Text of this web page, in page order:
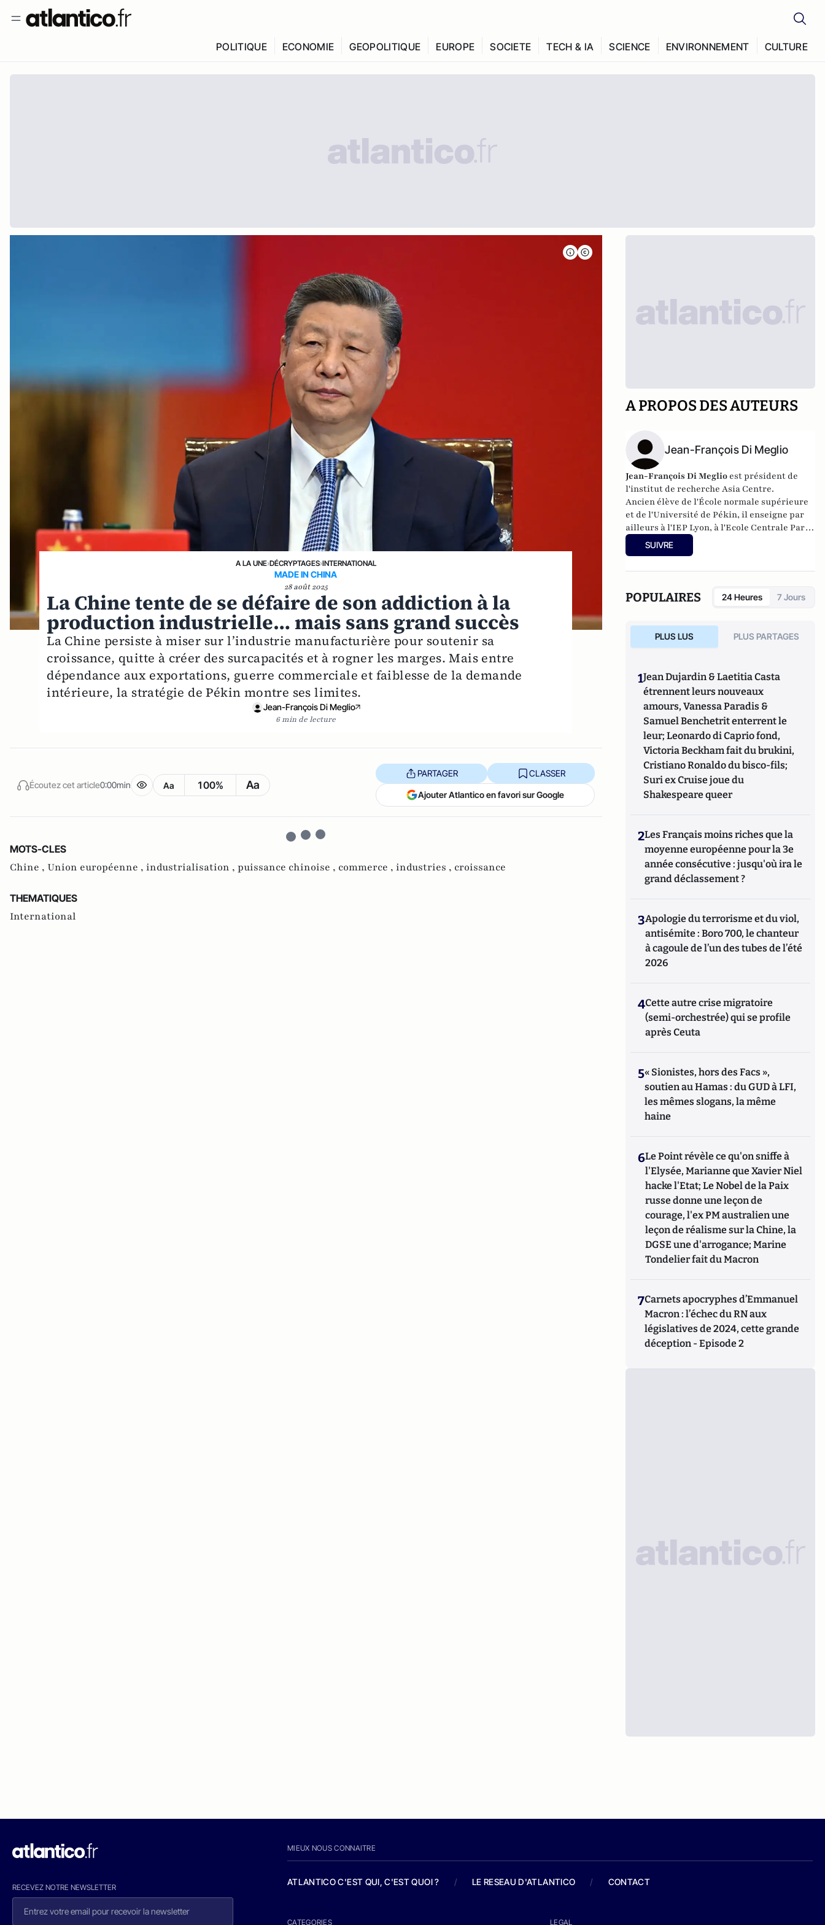
POLITIQUE ECONOMIE GEOPOLITIQUE EUROPE SOCIETE TECH & IA SCIENCE ENVIRONNEMENT CULTURE
A LA UNE›DÉCRYPTAGES›INTERNATIONAL
MADE IN CHINA
28 août 2025
La Chine tente de se défaire de son addiction à la
production industrielle… mais sans grand succès
La Chine persiste à miser sur l’industrie manufacturière pour soutenir sa
croissance, quitte à créer des surcapacités et à rogner les marges. Mais entre
dépendance aux exportations, guerre commerciale et faiblesse de la demande
intérieure, la stratégie de Pékin montre ses limites.
Jean-François Di Meglio
6 min de lecture
Écoutez cet article0:00min Aa 100% Aa
PARTAGER CLASSER
Ajouter Atlantico en favori sur Google
MOTS-CLES
Chine , Union européenne , industrialisation , puissance chinoise , commerce , industries , croissance
THEMATIQUES
International
A PROPOS DES AUTEURS
Jean-François Di Meglio
Jean-François Di Meglio estprésident de
l'institut de recherche Asia Centre.
Ancien élève de l'École normale supérieure
et de l'Université de Pékin, il enseigne par
ailleurs à l'IEP Lyon, à l'Ecole Centrale Paris,
à HEC ParisTech, à l'École des Mines Paris
Tech et à Lille I.
SUIVRE
POPULAIRES 24 Heures 7 Jours
PLUS LUS PLUS PARTAGES
1Jean Dujardin & Laetitia Casta
étrennent leurs nouveaux
amours, Vanessa Paradis &
Samuel Benchetrit enterrent le
leur; Leonardo di Caprio fond,
Victoria Beckham fait du brukini,
Cristiano Ronaldo du bisco-fils;
Suri ex Cruise joue du
Shakespeare queer
2Les Français moins riches que la
moyenne européenne pour la 3e
année consécutive : jusqu'où ira le
grand déclassement ?
3Apologie du terrorisme et du viol,
antisémite : Boro 700, le chanteur
à cagoule de l’un des tubes de l’été
2026
4Cette autre crise migratoire
(semi-orchestrée) qui se profile
après Ceuta
5« Sionistes, hors des Facs »,
soutien au Hamas : du GUD à LFI,
les mêmes slogans, la même
haine
6Le Point révèle ce qu'on sniffe à
l'Elysée, Marianne que Xavier Niel
hacke l'Etat; Le Nobel de la Paix
russe donne une leçon de
courage, l'ex PM australien une
leçon de réalisme sur la Chine, la
DGSE une d'arrogance; Marine
Tondelier fait du Macron
7Carnets apocryphes d’Emmanuel
Macron : l’échec du RN aux
législatives de 2024, cette grande
déception - Episode 2
RECEVEZ NOTRE NEWSLETTER
MIEUX NOUS CONNAITRE
ATLANTICO C'EST QUI, C'EST QUOI ? / LE RESEAU D'ATLANTICO / CONTACT
CATEGORIES LEGAL